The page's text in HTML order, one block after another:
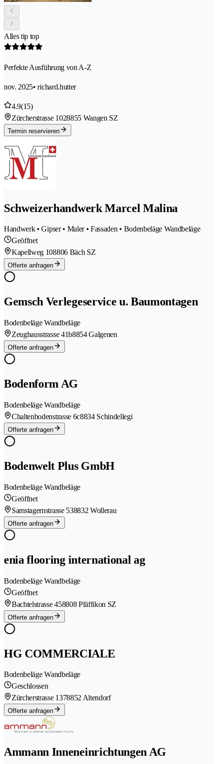
Alles tip top
Perfekte Ausführung von A-Z
nov. 2025• richard.hutter
4.9(15)
Zürcherstrasse 1028855 Wangen SZ
Termin reservieren
Schweizerhandwerk Marcel Malina
Handwerk • Gipser • Maler • Fassaden • Bodenbeläge Wandbeläge
Geöffnet
Kapellweg 108806 Bäch SZ
Offerte anfragen
Gemsch Verlegeservice u. Baumontagen
Bodenbeläge Wandbeläge
Zeughausstrasse 41b8854 Galgenen
Offerte anfragen
Bodenform AG
Bodenbeläge Wandbeläge
Chaltenbodenstrasse 6c8834 Schindellegi
Offerte anfragen
Bodenwelt Plus GmbH
Bodenbeläge Wandbeläge
Geöffnet
Samstagernstrasse 538832 Wollerau
Offerte anfragen
enia flooring international ag
Bodenbeläge Wandbeläge
Geöffnet
Bachtelstrasse 458808 Pfäffikon SZ
Offerte anfragen
HG COMMERCIALE
Bodenbeläge Wandbeläge
Geschlossen
Zürcherstrasse 1378852 Altendorf
Offerte anfragen
Ammann Inneneinrichtungen AG